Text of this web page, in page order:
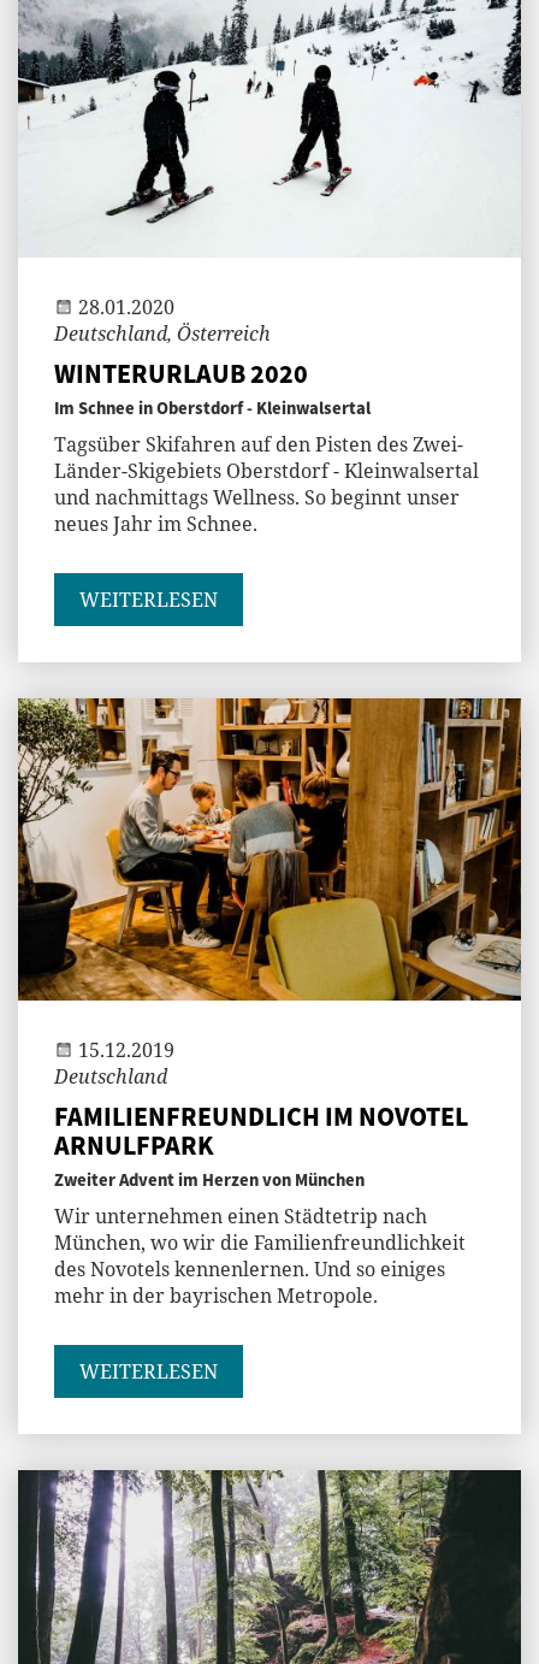
28.01.2020
Deutschland, Österreich
WINTERURLAUB 2020
Im Schnee in Oberstdorf - Kleinwalsertal
Tagsüber Skifahren auf den Pisten des Zwei-
Länder-Skigebiets Oberstdorf - Kleinwalsertal
und nachmittags Wellness. So beginnt unser
neues Jahr im Schnee.
WEITERLESEN
Jenny
15.12.2019
Deutschland
FAMILIENFREUNDLICH IM NOVOTEL
ARNULFPARK
Zweiter Advent im Herzen von München
Wir unternehmen einen Städtetrip nach
München, wo wir die Familienfreundlichkeit
des Novotels kennenlernen. Und so einiges
mehr in der bayrischen Metropole.
WEITERLESEN